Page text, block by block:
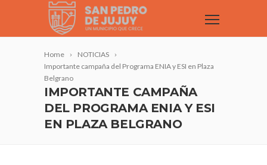
Home
NOTICIAS
Importante campaña del Programa ENIA y ESI en Plaza
Belgrano
IMPORTANTE CAMPAÑA
DEL PROGRAMA ENIA Y ESI
EN PLAZA BELGRANO